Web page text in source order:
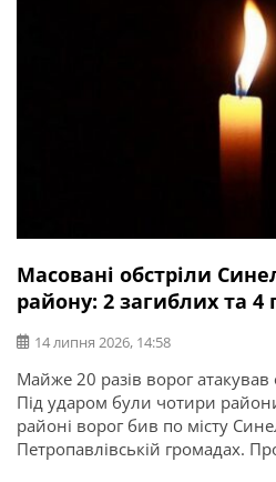
Масовані обстріли
району: 2 загиблих та 4
14 липня 2026, 14:58
Майже 20 разів ворог
Під ударом були чотири
районі ворог бив по місту
Петропавлівській громадах.